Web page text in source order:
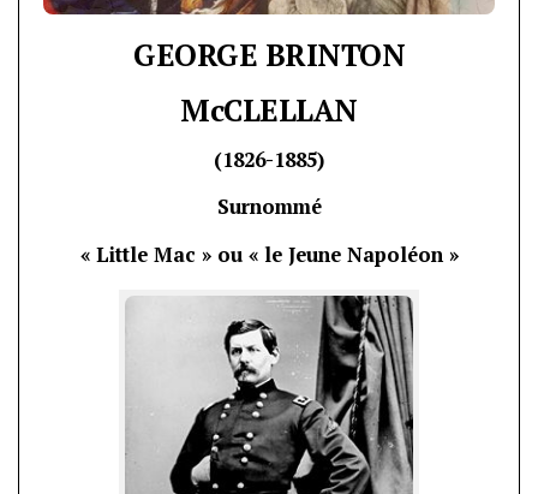
GEORGE BRINTON
McCLELLAN
(1826-1885)
Surnommé
« Little Mac » ou « le Jeune Napoléon »